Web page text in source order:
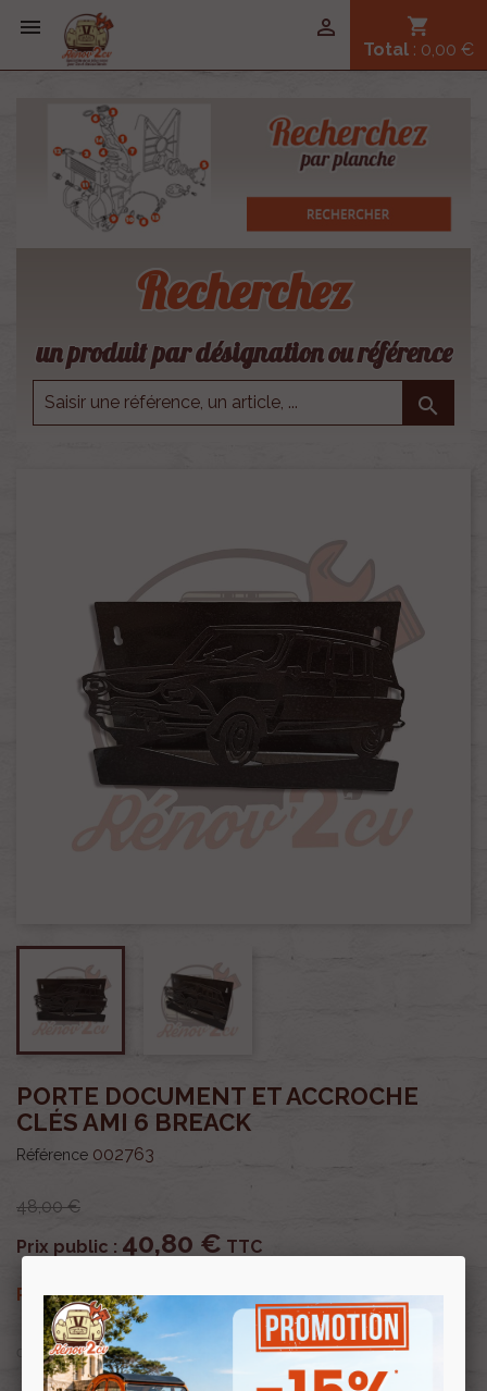
 shopping_cart
Total : 0,00 €

Recherchez
un produit par désignation ou référence

PORTE DOCUMENT ET ACCROCHE
CLÉS AMI 6 BREACK
Référence 002763
48,00 €
Prix public : 40,80 € TTC
Prix clubRenov 2cv:40,80 €TTC
OU PAYER EN